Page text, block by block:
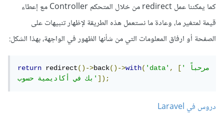
كما يمكننا عمل redirect من خلال المتحكم Controller مع إعطاء
قيمة لمتغير ما، وعادة ما نستعمل هذه الطريقة لإظهار تنبيهات على
الصفحة أو ارفاق المعلومات التي من شأنها الظهور في الواجهة، بهذا الشكل:
return redirect()->back()->with('data', ['مرحباً
بك في أكاديمية حسوب']);
دروس في Laravel